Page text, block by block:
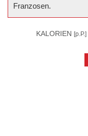
Franzosen.
KALORIEN [p.P.]